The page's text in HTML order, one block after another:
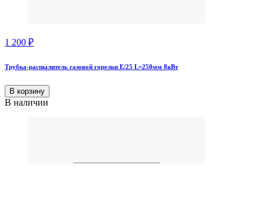
1 200 ₽
Трубка-распылитель газовой горелки Е/25 L=250мм 8кВт
В корзину
В наличии